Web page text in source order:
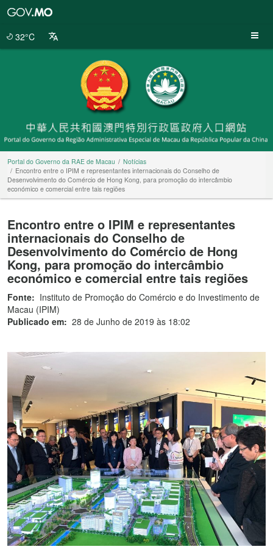
32°C
Portal do Governo da RAE de Macau
Notícias
Encontro entre o IPIM e representantes internacionais do Conselho de
Desenvolvimento do Comércio de Hong Kong, para promoção do intercâmbio
económico e comercial entre tais regiões
Encontro entre o IPIM e representantes
internacionais do Conselho de
Desenvolvimento do Comércio de Hong
Kong, para promoção do intercâmbio
económico e comercial entre tais regiões
Fonte: Instituto de Promoção do Comércio e do Investimento de
Macau (IPIM)
Publicado em: 28 de Junho de 2019 às 18:02